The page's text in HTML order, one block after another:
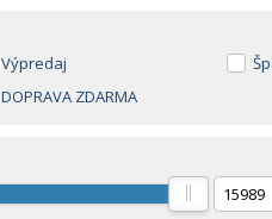
Výpredaj
DOPRAVA ZDARMA